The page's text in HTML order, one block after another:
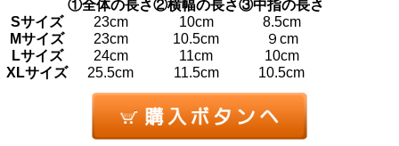
①全体の長さ②横幅の長さ③中指の長さ
Sサイズ
23cm 10cm
8.5cm
Mサイズ
23cm 10.5cm
９cm
Lサイズ
24cm 11cm
10cm
XLサイズ
25.5cm 11.5cm 10.5cm